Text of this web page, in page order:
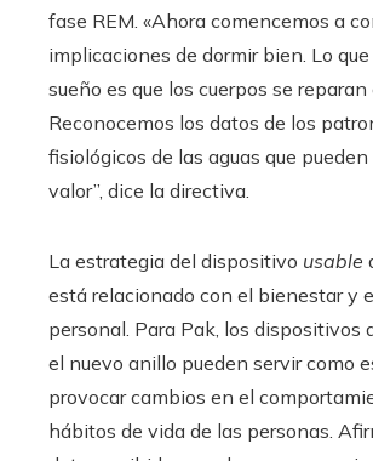
fase REM. «Ahora comencemos a
implicaciones de dormir bien. Lo
sueño es que los cuerpos se reparan
Reconocemos los datos de los
fisiológicos de las aguas que
valor”, dice la directiva.
La estrategia del dispositivo usable
está relacionado con el bienestar y
personal. Para Pak, los dispositivos
el nuevo anillo pueden servir como
provocar cambios en el
hábitos de vida de las personas.